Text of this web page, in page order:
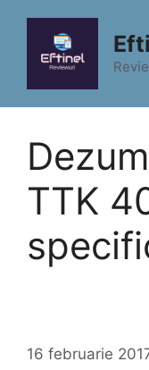
conținut
TTK
16 februarie